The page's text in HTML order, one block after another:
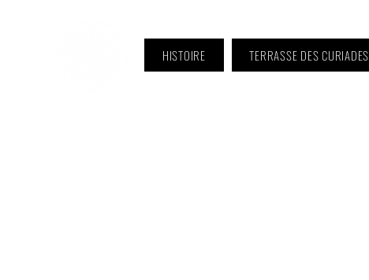
HISTOIRE TERRASSE DES CURIADES